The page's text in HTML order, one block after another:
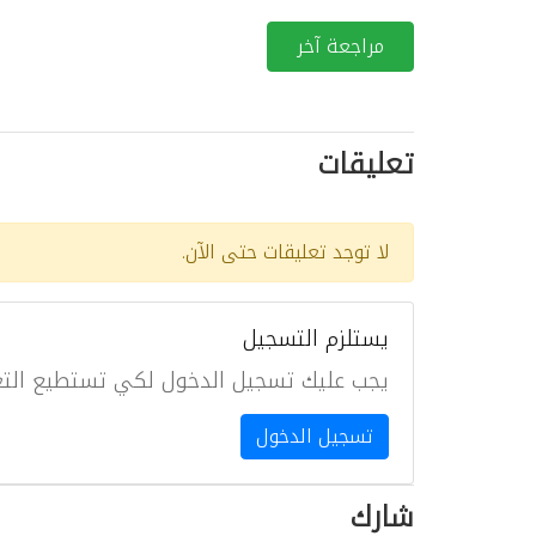
مراجعة آخر
تعليقات
لا توجد تعليقات حتى الآن.
يستلزم التسجيل
يجب عليك تسجيل الدخول لكي تستطيع
تسجيل الدخول
شارك